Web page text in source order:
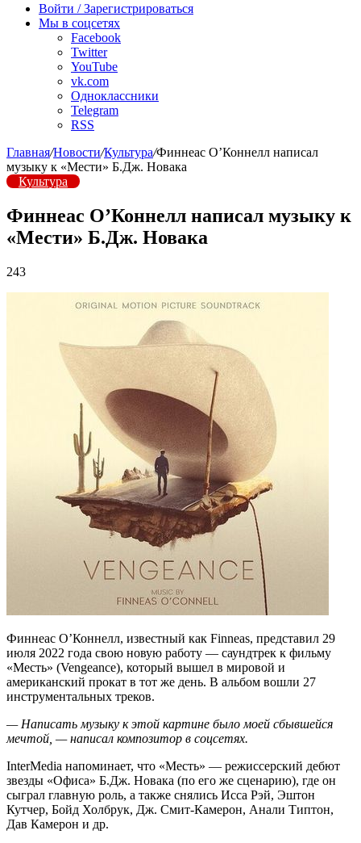
радио
Войти / Зарегистрироваться
Мы в соцсетях
Facebook
Twitter
YouTube
vk.com
Одноклассники
Telegram
RSS
Главная/Новости/Культура/Финнеас О’Коннелл написал
музыку к «Мести» Б.Дж. Новака
Культура
Финнеас О’Коннелл написал музыку к
«Мести» Б.Дж. Новака
243
Финнеас О’Коннелл, известный как Finneas, представил 29
июля 2022 года свою новую работу — саундтрек к фильму
«Месть» (Vengeance), который вышел в мировой и
американский прокат в тот же день. В альбом вошли 27
инструментальных треков.
— Написать музыку к этой картине было моей сбывшейся
мечтой, — написал композитор в соцсетях.
InterMedia напоминает, что «Месть» — режиссерский дебют
звезды «Офиса» Б.Дж. Новака (по его же сценарию), где он
сыграл главную роль, а также снялись Исса Рэй, Эштон
Кутчер, Бойд Холбрук, Дж. Смит-Камерон, Анали Типтон,
Дав Камерон и др.